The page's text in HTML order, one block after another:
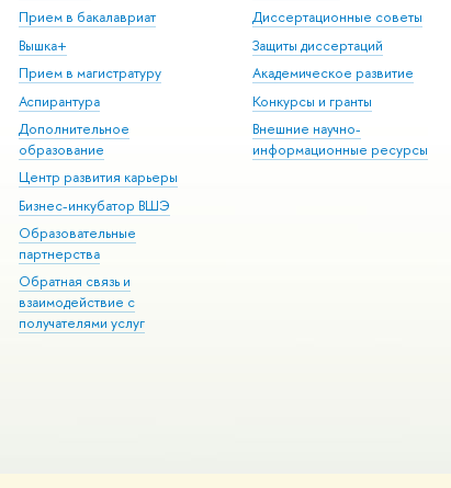
Прием в бакалавриат
Вышка+
Прием в магистратуру
Аспирантура
Дополнительное
образование
Центр развития карьеры
Бизнес-инкубатор ВШЭ
Образовательные
партнерства
Обратная связь и
взаимодействие с
получателями услуг
Диссертационные советы
Защиты диссертаций
Академическое развитие
Конкурсы и гранты
Внешние научно-
информационные ресурсы